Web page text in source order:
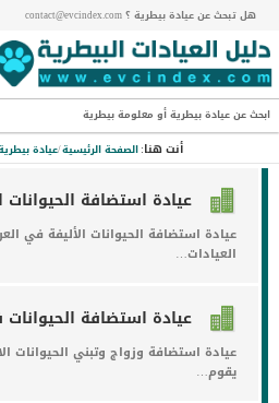
هل تبحث عن عيادة بيطرية ؟ contact@evcindex.com
ابحث عن عيادة بيطرية أو معلومة بيطرية
أنت هنا:الصفحة الرئيسية/عيادة
عيادة استضافة الحيوانات
عيادة استضافة الحيوانات الأليفة في
العيادات…
عيادة استضافة
عيادة استضافة وزواج وتبني الحيوانات
يقوم…